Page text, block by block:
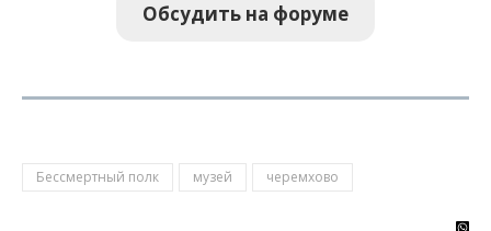
Обсудить на форуме
Бессмертный полк музей черемхово